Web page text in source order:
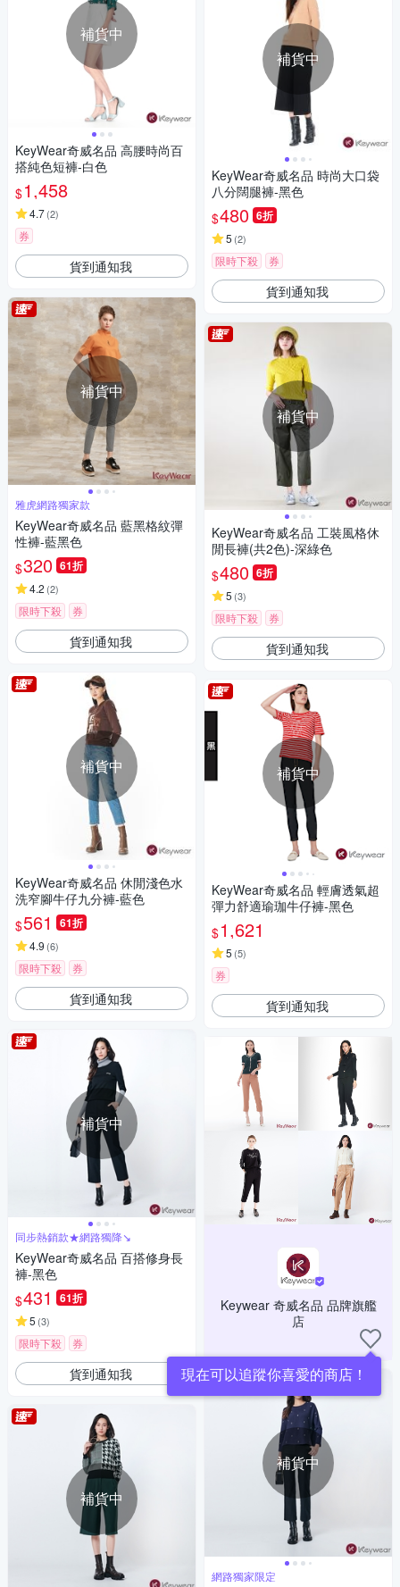
補貨中
KeyWear奇威名品 高腰時尚百
搭純色短褲-白色
$1,458
4.7(2)
券
貨到通知我
補貨中
雅虎網路獨家款
KeyWear奇威名品 藍黑格紋彈
性褲-藍黑色
$320 61折
4.2 (2)
限時下殺 券
貨到通知我
補貨中
KeyWear奇威名品 休閒淺色水
洗窄腳牛仔九分褲-藍色
$561 61折
4.9 (6)
限時下殺 券
貨到通知我
補貨中
同步熱銷款★網路獨降↘
KeyWear奇威名品 百搭修身長
褲-黑色
$431 61折
5 (3)
限時下殺 券
貨到通知我
補貨中
補貨中
KeyWear奇威名品 時尚大口袋
八分闊腿褲-黑色
$480 6折
5 (2)
限時下殺 券
貨到通知我
補貨中
KeyWear奇威名品 工裝風格休
閒長褲(共2色)-深綠色
$480 6折
5 (3)
限時下殺 券
貨到通知我
補貨中
KeyWear奇威名品 輕膚透氣超
彈力舒適瑜珈牛仔褲-黑色
$1,621
5 (5)
券
貨到通知我
Keywear 奇威名品 品牌旗艦
店
現在可以追蹤你喜愛的商店！
補貨中
網路獨家限定